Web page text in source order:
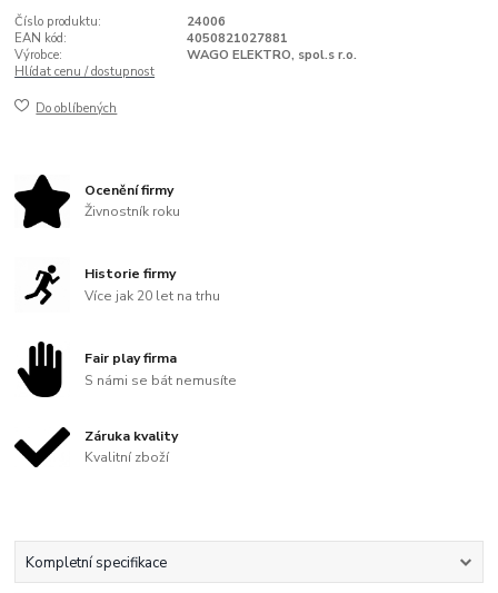
Číslo produktu:
24006
EAN kód:
4050821027881
Výrobce:
WAGO ELEKTRO, spol.s r.o.
Hlídat cenu / dostupnost
Do oblíbených
Ocenění firmy
Živnostník roku
Historie firmy
Více jak 20 let na trhu
Fair play firma
S námi se bát nemusíte
Záruka kvality
Kvalitní zboží
Kompletní specifikace